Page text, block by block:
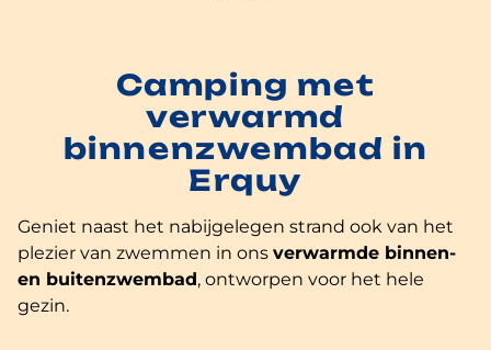
Camping met
verwarmd
binnenzwembad in
Erquy
Geniet naast het nabijgelegen strand ook van het
plezier van zwemmen in ons verwarmde binnen-
en buitenzwembad, ontworpen voor het hele
gezin.